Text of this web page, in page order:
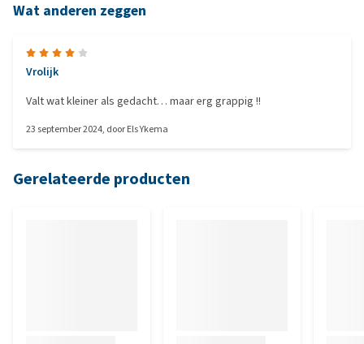
Wat anderen zeggen
Vrolijk
Valt wat kleiner als gedacht… maar erg grappig !!
23 september 2024, doorEls Ykema
Gerelateerde producten